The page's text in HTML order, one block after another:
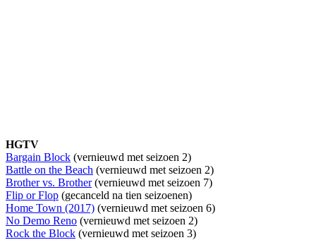
HGTV
Bargain Block (vernieuwd met seizoen 2)
Battle on the Beach (vernieuwd met seizoen 2)
Brother vs. Brother(vernieuwd met seizoen 7)
Flip or Flop (gecanceld na tien seizoenen)
Home Town (2017) (vernieuwd met seizoen 6)
No Demo Reno (vernieuwd met seizoen 2)
Rock the Block (vernieuwd met seizoen 3)